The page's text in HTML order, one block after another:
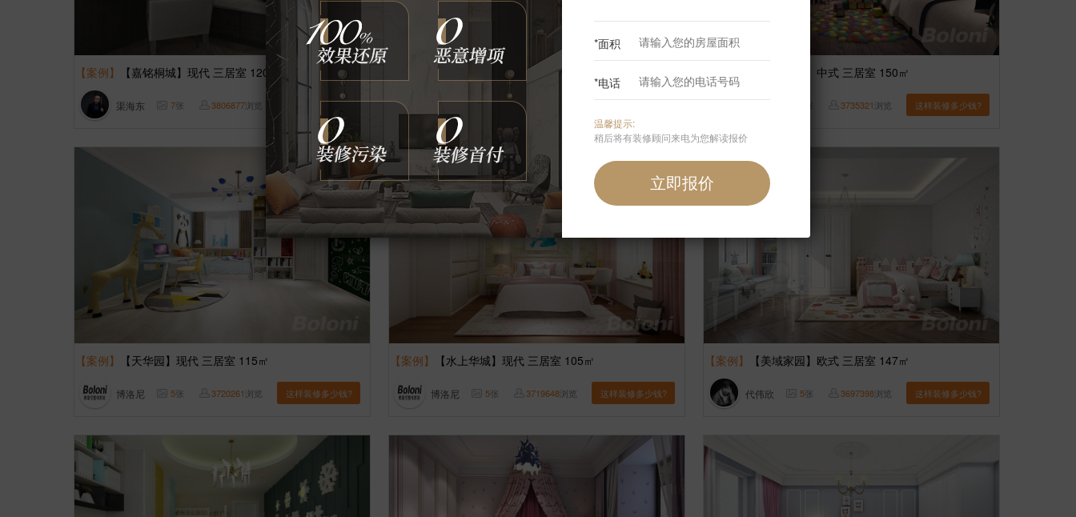
【案例】 【嘉铭桐城】现代 三居室 120㎡
渠海东 7张 3806877浏览 这样装修多少钱?
【天兆家园】现代 三居室 145㎡
曾春荣 5张
【案例】 【嘉铭桐城】中式 三居室 150㎡
3735321浏览 这样装修多少钱?
【案例】 【天华园】现代 三居室 115㎡
博洛尼 5张 3720261浏览 这样装修多少钱?
【案例】 【水上华城】现代 三居室 105㎡
博洛尼 5张 3719648浏览 这样装修多少钱?
【案例】 【美域家园】欧式 三居室 147㎡
代伟欣 5张 3697398浏览 这样装修多少钱?
*面积
*电话
温馨提示:
稍后将有装修顾问来电为您解读报价